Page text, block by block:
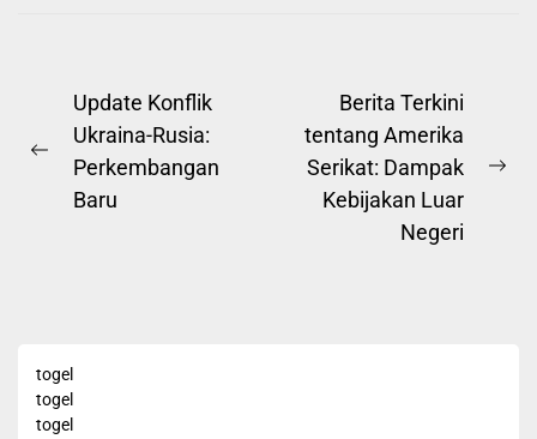
Post
navigation
Previous
post:
Update Konflik
Ukraina-Rusia:
Perkembangan
Baru
Berita Terkini
tentang Amerika
Serikat: Dampak
Kebijakan Luar
Negeri
togel
togel
togel